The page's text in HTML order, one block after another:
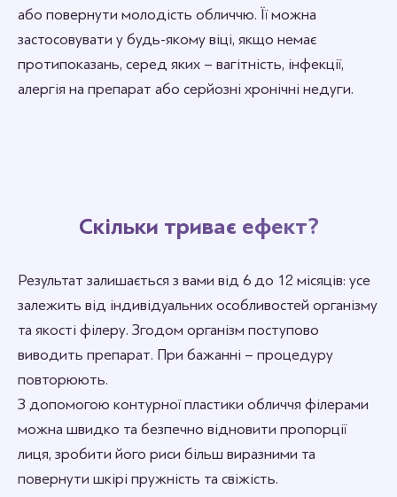
або повернути молодість обличчю. Її можна
застосовувати у будь-якому віці, якщо немає
протипоказань, серед яких – вагітність, інфекції,
алергія на препарат або серйозні хронічні недуги.
Скільки триває ефект?
Результат залишається з вами від 6 до 12 місяців: усе
залежить від індивідуальних особливостей організму
та якості філеру. Згодом організм поступово
виводить препарат. При бажанні – процедуру
повторюють.
З допомогою контурної пластики обличчя філерами
можна швидко та безпечно відновити пропорції
лиця, зробити його риси більш виразними та
повернути шкірі пружність та свіжість.